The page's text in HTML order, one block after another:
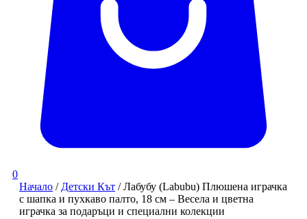
0
Начало / Детски Кът / Лабубу (Labubu) Плюшена играчка
с шапка и пухкаво палто, 18 см – Весела и цветна
играчка за подаръци и специални колекции